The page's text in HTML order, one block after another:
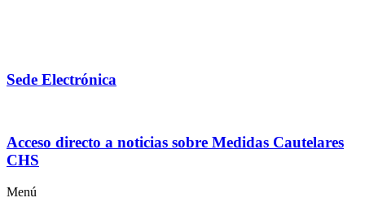
Sede Electrónica
Acceso directo a noticias sobre Medidas Cautelares
CHS
Menú